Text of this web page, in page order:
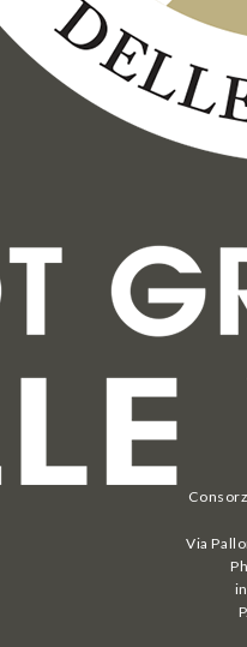
Via